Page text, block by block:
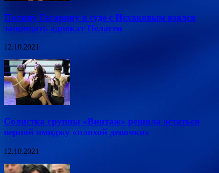
Полину Гагарину в суде с Исхаковым взялся
защищать адвокат Пелагеи
12.10.2021
Солистка группы «Винтаж» решила остаться
верной имиджу «плохой девочки»
12.10.2021